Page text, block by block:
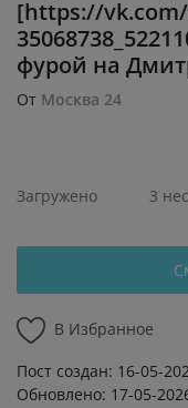
[https://
фурой на
От Москва 24
Загружено 3
В Избранное
Пост создан: 16-05-
Обновлено: 17-05-